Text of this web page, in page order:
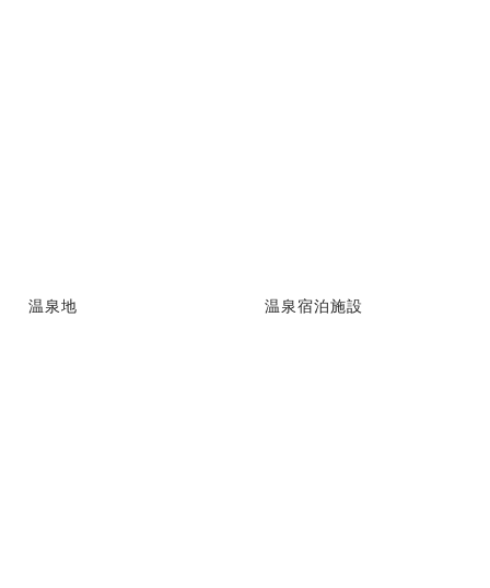
温泉地 温泉宿泊施設